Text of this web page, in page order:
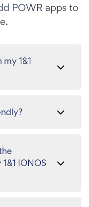
POWR apps to
1&1
IONOS